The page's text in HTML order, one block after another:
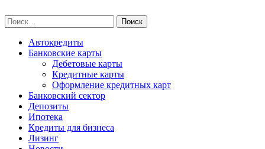
to
content
Найти:
Автокредиты
Банковские карты
Дебетовые карты
Кредитные карты
Оформление кредитных карт
Банковский сектор
Депозиты
Ипотека
Кредиты для бизнеса
Лизинг